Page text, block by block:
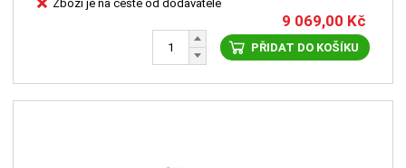
Zboží je na cestě od dodavatele
9 069,00 Kč
PŘIDAT DO KOŠÍKU